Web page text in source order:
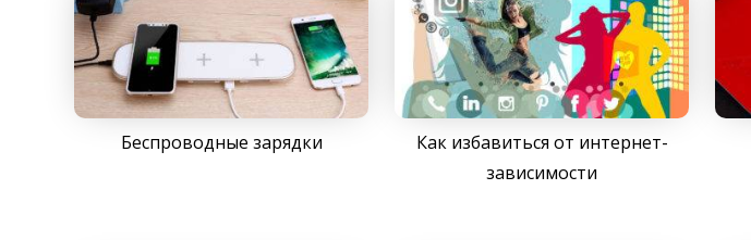
Беспроводные зарядки
Как избавиться от интернет-
зависимости